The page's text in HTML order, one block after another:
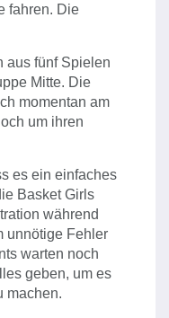
fahren. Die
aus fünf Spielen
Mitte. Die
momentan am
um ihren
es ein einfaches
Basket Girls
während
unnötige Fehler
warten noch
geben, um es
machen.